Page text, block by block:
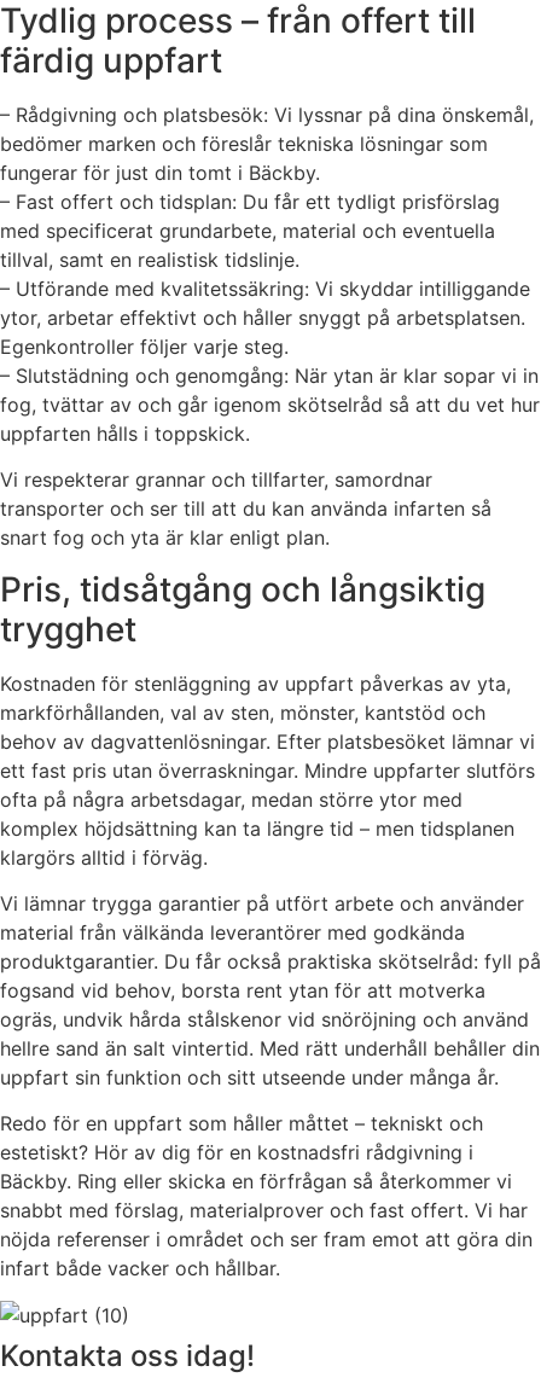
Tydlig process – från offert till
färdig uppfart
– Rådgivning och platsbesök: Vi lyssnar på dina önskemål,
bedömer marken och föreslår tekniska lösningar som
fungerar för just din tomt i Bäckby.
– Fast offert och tidsplan: Du får ett tydligt prisförslag
med specificerat grundarbete, material och eventuella
tillval, samt en realistisk tidslinje.
– Utförande med kvalitetssäkring: Vi skyddar intilliggande
ytor, arbetar effektivt och håller snyggt på arbetsplatsen.
Egenkontroller följer varje steg.
– Slutstädning och genomgång: När ytan är klar sopar vi in
fog, tvättar av och går igenom skötselråd så att du vet hur
uppfarten hålls i toppskick.
Vi respekterar grannar och tillfarter, samordnar
transporter och ser till att du kan använda infarten så
snart fog och yta är klar enligt plan.
Pris, tidsåtgång och långsiktig
trygghet
Kostnaden för stenläggning av uppfart påverkas av yta,
markförhållanden, val av sten, mönster, kantstöd och
behov av dagvattenlösningar. Efter platsbesöket lämnar vi
ett fast pris utan överraskningar. Mindre uppfarter slutförs
ofta på några arbetsdagar, medan större ytor med
komplex höjdsättning kan ta längre tid – men tidsplanen
klargörs alltid i förväg.
Vi lämnar trygga garantier på utfört arbete och använder
material från välkända leverantörer med godkända
produktgarantier. Du får också praktiska skötselråd: fyll på
fogsand vid behov, borsta rent ytan för att motverka
ogräs, undvik hårda stålskenor vid snöröjning och använd
hellre sand än salt vintertid. Med rätt underhåll behåller din
uppfart sin funktion och sitt utseende under många år.
Redo för en uppfart som håller måttet – tekniskt och
estetiskt? Hör av dig för en kostnadsfri rådgivning i
Bäckby. Ring eller skicka en förfrågan så återkommer vi
snabbt med förslag, materialprover och fast offert. Vi har
nöjda referenser i området och ser fram emot att göra din
infart både vacker och hållbar.
Kontakta oss idag!